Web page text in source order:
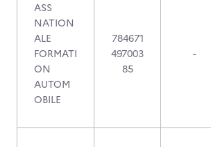
ASS
NATION
ALE
FORMATI
ON
AUTOM
OBILE
784671
497003
85
-